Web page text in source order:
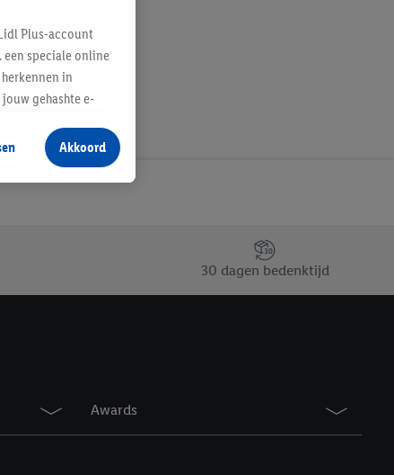
30 dagen bedenktijd
Awards
Plus-account
speciale online
in
gehashte e-
waarin je
te plaatsen
verschillende
kunnen worden
Meer informatie,
Akkoord